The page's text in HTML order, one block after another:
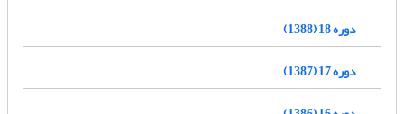
دوره 18 (1388)
دوره 17 (1387)